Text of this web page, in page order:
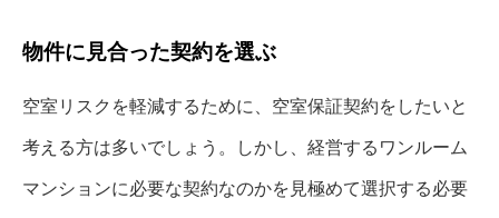
物件に見合った契約を選ぶ
空室リスクを軽減するために、空室保証契約をしたいと
考える方は多いでしょう。しかし、経営するワンルーム
マンションに必要な契約なのかを見極めて選択する必要